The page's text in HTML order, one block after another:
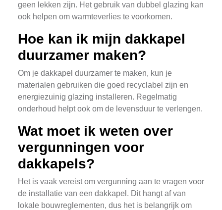
geen lekken zijn. Het gebruik van dubbel glazing kan
ook helpen om warmteverlies te voorkomen.
Hoe kan ik mijn dakkapel
duurzamer maken?
Om je dakkapel duurzamer te maken, kun je
materialen gebruiken die goed recyclabel zijn en
energiezuinig glazing installeren. Regelmatig
onderhoud helpt ook om de levensduur te verlengen.
Wat moet ik weten over
vergunningen voor
dakkapels?
Het is vaak vereist om vergunning aan te vragen voor
de installatie van een dakkapel. Dit hangt af van
lokale bouwreglementen, dus het is belangrijk om